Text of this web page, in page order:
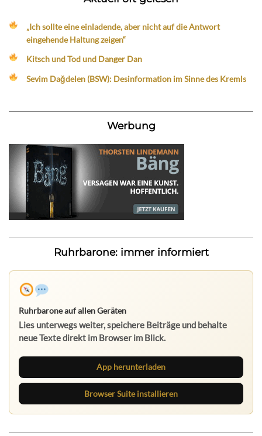
„Ich sollte eine einladende, aber nicht auf die Antwort
eingehende Haltung zeigen“
Kitsch und Tod und Danger Dan
Sevim Dağdelen (BSW): Desinformation im Sinne des Kremls
Werbung
Ruhrbarone: immer informiert
Ruhrbarone auf allen Geräten
Lies unterwegs weiter, speichere Beiträge und behalte
neue Texte direkt im Browser im Blick.
App herunterladen
Browser Suite installieren